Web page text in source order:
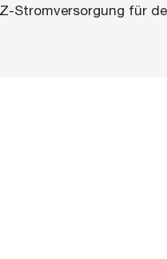
Stromversorgung für